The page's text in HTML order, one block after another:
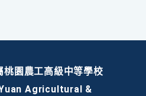
桃園農工高級中等學校
Agricultural &